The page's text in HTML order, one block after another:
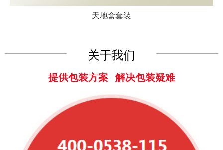
天地盒套装
关于我们
提供包装方案 解决包装疑难